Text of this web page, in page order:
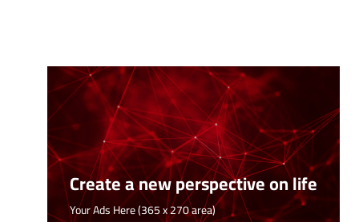
Create a new perspective on life
Your Ads Here (365 x 270 area)